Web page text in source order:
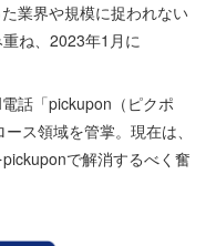
業界や規模に捉われない
ね、2023年1月に
話「pickupon（ピクポ
ス領域を管掌。現在は、
で解消するべく奮